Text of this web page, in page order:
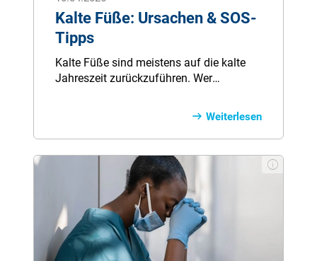
Kalte Füße: Ursachen & SOS-
Tipps
Kalte Füße sind meistens auf die kalte
Jahreszeit zurückzuführen. Wer
Füßen leidet, sollte einen Arzt aufsuchen.
Im Ratgeber gibt es alle Informationen zu
Ursachen und Tipps gegen Eisfüße.
Weiterlesen